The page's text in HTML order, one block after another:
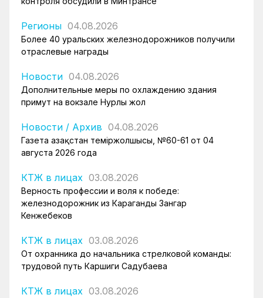
Регионы 04.08.2026
Более 40 уральских железнодорожников получили
отраслевые награды
Новости 04.08.2026
Дополнительные меры по охлаждению здания
примут на вокзале Нурлы жол
Новости / Архив 04.08.2026
Газета Қазақстан теміржолшысы, №60-61 от 04
августа 2026 года
КТЖ в лицах 03.08.2026
Верность профессии и воля к победе:
железнодорожник из Караганды Зангар
Кенжебеков
КТЖ в лицах 03.08.2026
От охранника до начальника стрелковой команды:
трудовой путь Каршиги Садубаева
КТЖ в лицах 03.08.2026